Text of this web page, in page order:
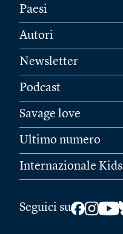
Paesi
Autori
Newsletter
Podcast
Savage love
Ultimo numero
Internazionale Kids
Seguici su